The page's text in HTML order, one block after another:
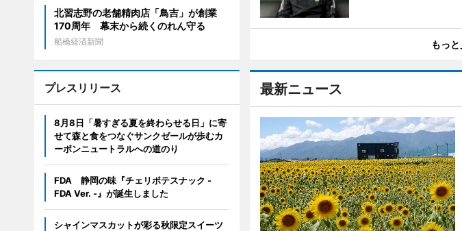
もっ
最新ニュース
北習志野の老舗精肉店「鳥吉」が創業
170周年 幕末から続くのれん守る
船橋経済新聞
プレスリリース
8月8日「暑すぎる夏を終わらせる日」に寄
せて森と食をつなぐサンクゼールが歩むカ
ーボンニュートラルへの道のり
FDA 静岡の味『チェリポテスナック -
FDA Ver. -』が誕生しました
シャインマスカットが彩る秋限定スイーツ